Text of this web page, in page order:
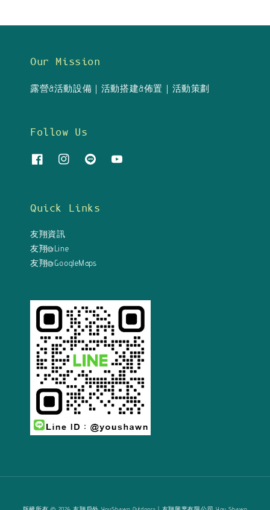
Our Mission
露營&活動設備｜活動搭建&佈置｜活動策劃
Follow Us
Quick Links
友翔資訊
友翔@Line
友翔@GoogleMaps
版權所有 © 2026 友翔戶外 YouShawn Outdoors | 友翔興業有限公司 You Shawn